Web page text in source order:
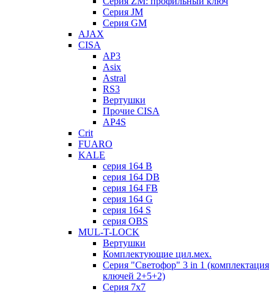
Серия JM
Серия GM
AJAX
CISA
AP3
Asix
Astral
RS3
Вертушки
Прочие CISA
AP4S
Crit
FUARO
KALE
серия 164 B
серия 164 DB
серия 164 FB
серия 164 G
серия 164 S
серия OBS
MUL-T-LOCK
Вертушки
Комплектующие цил.мех.
Серия "Светофор" 3 in 1 (комплектация
ключей 2+5+2)
Серия 7х7